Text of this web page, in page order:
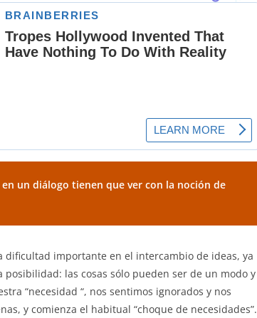
un diálogo tienen que ver con la noción de
dificultad importante en el intercambio de ideas, ya
las cosas sólo pueden ser de un modo y
“necesidad “, nos sentimos ignorados y nos
y comienza el habitual “choque de necesidades”.